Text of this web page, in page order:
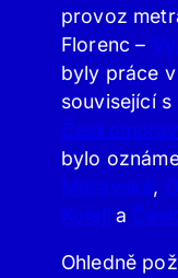
provoz
Florenc –
byly práce
související
bylo
Moravská,
Kolejía
Ohledně